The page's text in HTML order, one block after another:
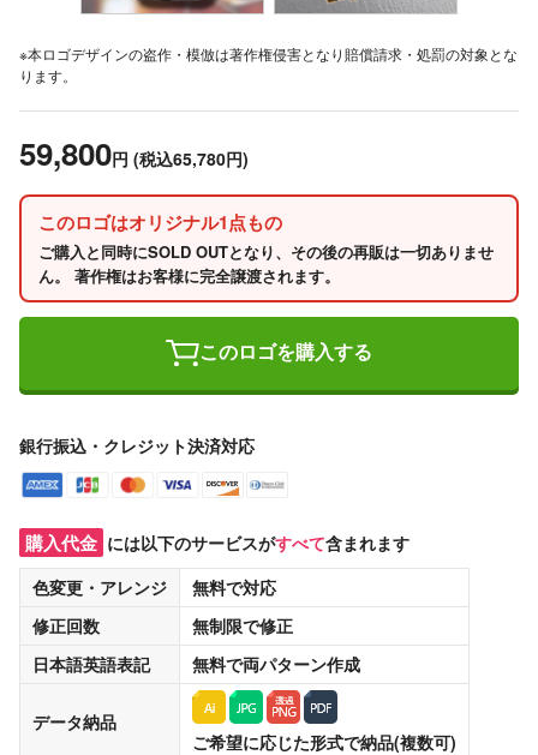
※本ロゴデザインの盗作・模倣は著作権侵害となり賠償請求・処罰の対象とな
ります。
59,800円 (税込65,780円)
このロゴはオリジナル1点もの
ご購入と同時にSOLD OUTとなり、その後の再販は一切ありませ
ん。 著作権はお客様に完全譲渡されます。
このロゴを購入する
銀行振込・クレジット決済対応
購入代金 には以下のサービスがすべて含まれます
色変更・アレンジ
無料で対応
修正回数
無制限で修正
日本語英語表記
無料で両パターン作成
データ納品
ご希望に応じた形式で納品(複数可)